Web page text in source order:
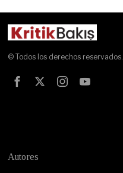
© Todos los derechos reservados.
Autores